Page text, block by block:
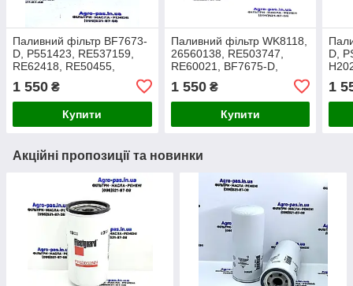
Паливний фільтр BF7673-
D, P551423, RE537159,
RE62418, RE50455,
H196WK, WK8100, 33531
1 550 ₴
Купити
Паливний фільтр WK8118,
26560138, RE503747,
RE60021, BF7675-D,
ELG5565, P551423
1 550₴
Купити
D,
1
Акційні пропозиції та новинки